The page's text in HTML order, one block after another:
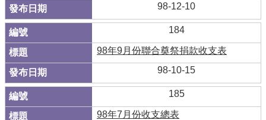
98-12-10
184
98年9月份聯合奠祭捐款收支表
98-10-15
185
98年7月份收支總表